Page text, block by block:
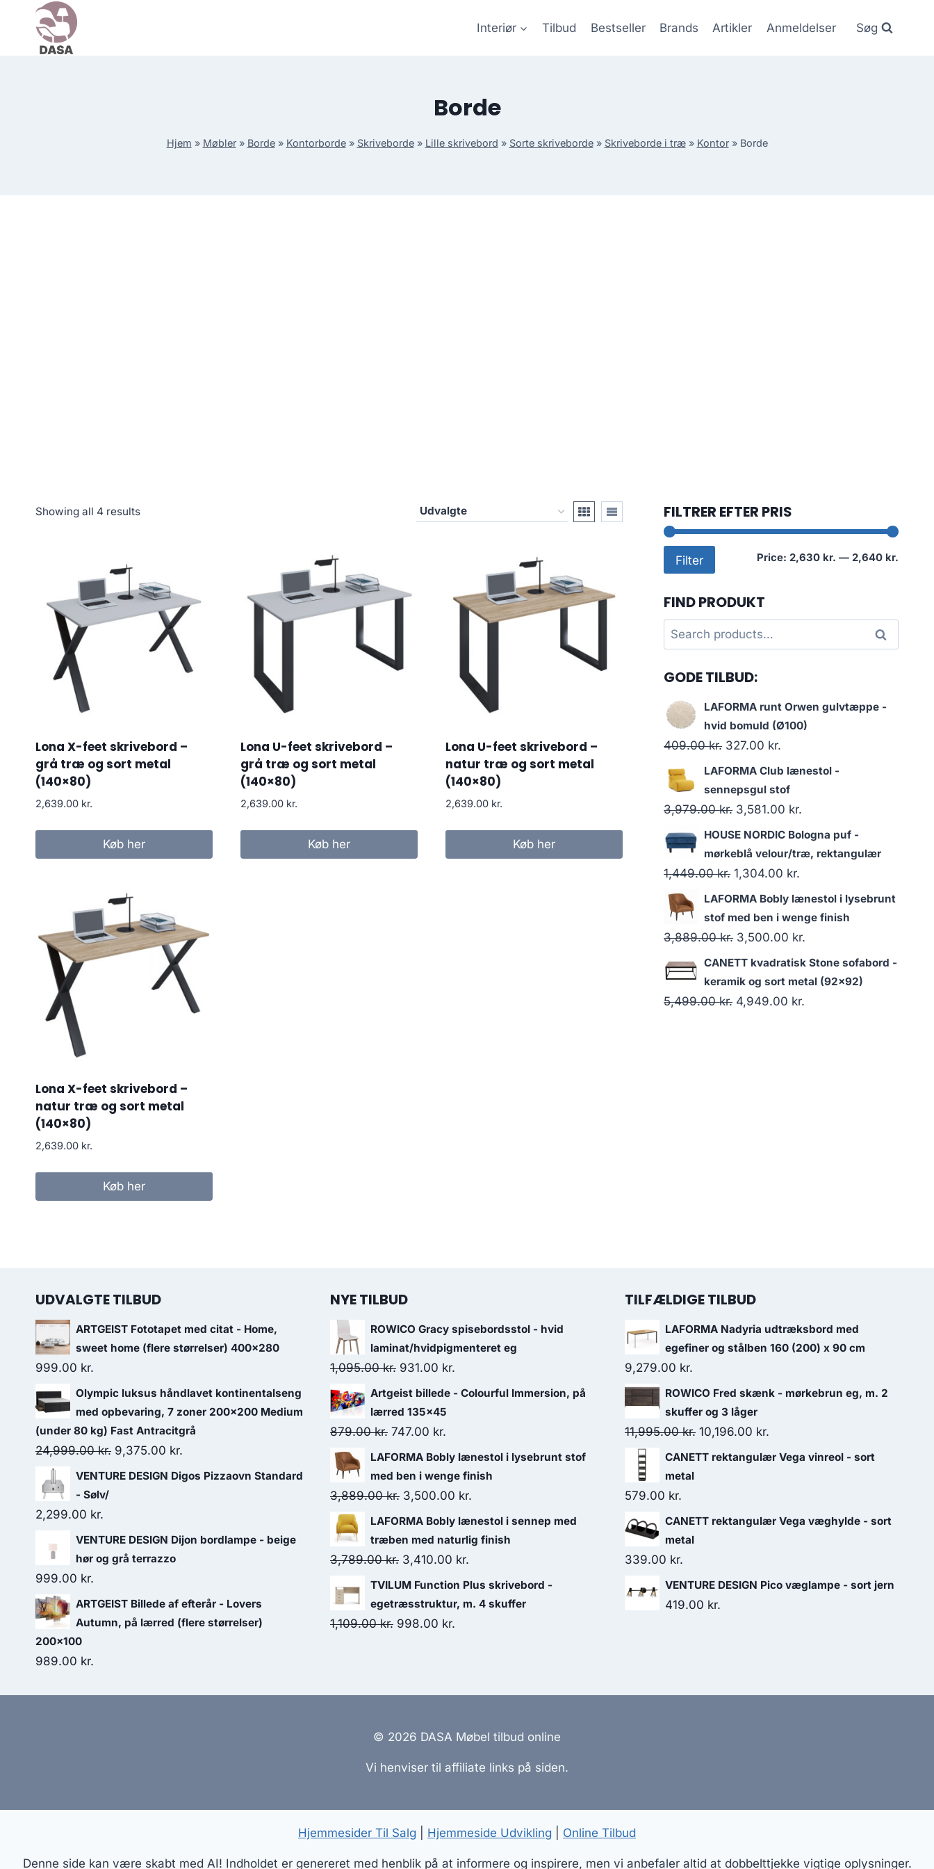
content
Interiør Tilbud Bestseller Brands Artikler Anmeldelser Søg
Borde
Hjem » Møbler» Borde» Kontorborde» Skriveborde» Lille skrivebord » Sorte skriveborde» Skriveborde i træ» Kontor» Borde
Showing all 4 results
Lona X-feet skrivebord –
grå træ og sort metal
(140×80)
2,639.00 kr.
Køb her
Lona U-feet skrivebord –
grå træ og sort metal
(140×80)
2,639.00 kr.
Køb her
Lona U-feet skrivebord –
natur træ og sort metal
(140×80)
2,639.00 kr.
Køb her
Lona X-feet skrivebord –
natur træ og sort metal
(140×80)
2,639.00 kr.
Køb her
FILTRER EFTER PRIS
Min
Max
Filter Price: 2,630 kr. — 2,640 kr.
FIND PRODUKT
Search
for:
Search
GODE TILBUD:
LAFORMA runt Orwen gulvtæppe -
hvid bomuld (Ø100)
409.00kr. 327.00 kr.
LAFORMA Club lænestol -
sennepsgul stof
3,979.00kr. 3,581.00 kr.
HOUSE NORDIC Bologna puf -
mørkeblå velour/træ, rektangulær
1,449.00kr. 1,304.00 kr.
LAFORMA Bobly lænestol i lysebrunt
stof med ben i wenge finish
3,889.00kr. 3,500.00 kr.
CANETT kvadratisk Stone sofabord -
keramik og sort metal (92x92)
5,499.00kr. 4,949.00 kr.
UDVALGTE TILBUD
ARTGEIST Fototapet med citat - Home,
sweet home (flere størrelser) 400x280
999.00 kr.
Olympic luksus håndlavet kontinentalseng
med opbevaring, 7 zoner 200x200 Medium
(under 80 kg) Fast Antracitgrå
24,999.00kr. 9,375.00 kr.
VENTURE DESIGN Digos Pizzaovn Standard
- Sølv/
2,299.00 kr.
VENTURE DESIGN Dijon bordlampe - beige
hør og grå terrazzo
999.00 kr.
ARTGEIST Billede af efterår - Lovers
Autumn, på lærred (flere størrelser)
200x100
989.00 kr.
NYE TILBUD
ROWICO Gracy spisebordsstol - hvid
laminat/hvidpigmenteret eg
1,095.00kr. 931.00 kr.
Artgeist billede - Colourful Immersion, på
lærred 135x45
879.00kr. 747.00 kr.
LAFORMA Bobly lænestol i lysebrunt stof
med ben i wenge finish
3,889.00kr. 3,500.00 kr.
LAFORMA Bobly lænestol i sennep med
træben med naturlig finish
3,789.00kr. 3,410.00 kr.
TVILUM Function Plus skrivebord -
egetræsstruktur, m. 4 skuffer
1,109.00kr. 998.00 kr.
TILFÆLDIGE TILBUD
LAFORMA Nadyria udtræksbord med
egefiner og stålben 160 (200) x 90 cm
9,279.00 kr.
ROWICO Fred skænk - mørkebrun eg, m. 2
skuffer og 3 låger
11,995.00kr. 10,196.00 kr.
CANETT rektangulær Vega vinreol - sort
metal
579.00 kr.
CANETT rektangulær Vega væghylde - sort
metal
339.00 kr.
VENTURE DESIGN Pico væglampe - sort jern
419.00 kr.
© 2026 DASA Møbel tilbud online
Vi henviser til affiliate links på siden.
Hjemmesider Til Salg Hjemmeside Udvikling Online Tilbud
Denne side kan være skabt med AI! Indholdet er genereret med henblik på at informere og inspirere, men vi anbefaler altid at dobbelttjekke vigtige oplysninger.